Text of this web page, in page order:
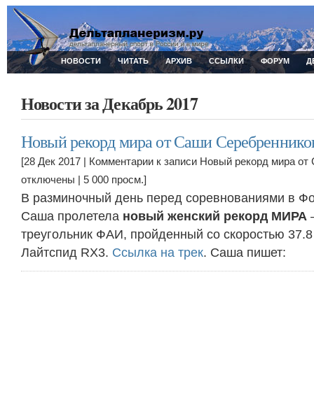
НОВОСТИ ЧИТАТЬ АРХИВ ССЫЛКИ ФОРУМ
Новости за Декабрь 2017
Новый рекорд мира от Саши
[28 Дек 2017 | Комментарии к записи Новый рекорд мира
отключены | 5 000 просм.]
В разминочный день перед соревнованиями в
Саша пролетела новый женский рекорд МИРА
треугольник ФАИ, пройденный со скоростью
Лайтспид RX3. Ссылка на трек. Саша пишет: